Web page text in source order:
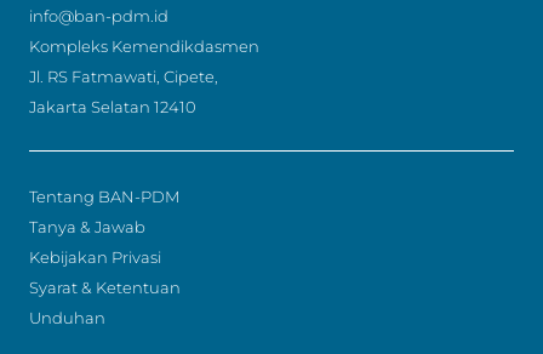
info@ban-pdm.id
Kompleks Kemendikdasmen
Jl. RS Fatmawati, Cipete,
Jakarta Selatan 12410
Tentang BAN-PDM
Tanya & Jawab
Kebijakan Privasi
Syarat & Ketentuan
Unduhan